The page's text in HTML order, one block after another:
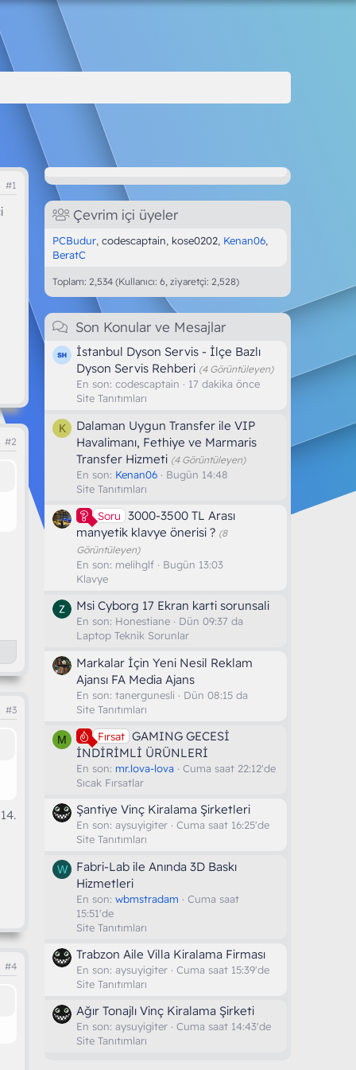
#1
#2
#3
#4
Çevrim içi üyeler
PCBudur codescaptain kose0202 Kenan06
BeratC
Toplam: 2,534 (Kullanıcı: 6, ziyaretçi: 2,528)
Son Konular ve Mesajlar
İstanbul Dyson Servis - İlçe Bazlı
Dyson Servis Rehberi (4 Görüntüleyen)
En son: codescaptain
17 dakika önce
Site Tanıtımları
K
Dalaman Uygun Transfer ile VIP
Havalimanı, Fethiye ve Marmaris
Transfer Hizmeti (4 Görüntüleyen)
En son: Kenan06
Bugün 14:48
Site Tanıtımları
Soru 3000-3500 TL Arası
manyetik klavye önerisi ? (8
Görüntüleyen)
En son: melihglf
Bugün 13:03
Klavye
Msi Cyborg 17 Ekran karti sorunsali
En son: Honestiane
Dün 09:37 da
Laptop Teknik Sorunlar
Markalar İçin Yeni Nesil Reklam
Ajansı FA Media Ajans
En son: tanergunesli
Dün 08:15 da
Site Tanıtımları
M Fırsat GAMING GECESİ
İNDİRİMLİ ÜRÜNLERİ
En son: mr.lova-lova
Cuma saat 22:12'de
Sıcak Fırsatlar
Şantiye Vinç Kiralama Şirketleri
En son: aysuyigiter
Cuma saat 16:25'de
Site Tanıtımları
W
Fabri-Lab ile Anında 3D Baskı
Hizmetleri
En son: wbmstradam
Cuma saat
15:51'de
Site Tanıtımları
Trabzon Aile Villa Kiralama Firması
En son: aysuyigiter
Cuma saat 15:39'de
Site Tanıtımları
Ağır Tonajlı Vinç Kiralama Şirketi
En son: aysuyigiter
Cuma saat 14:43'de
Site Tanıtımları